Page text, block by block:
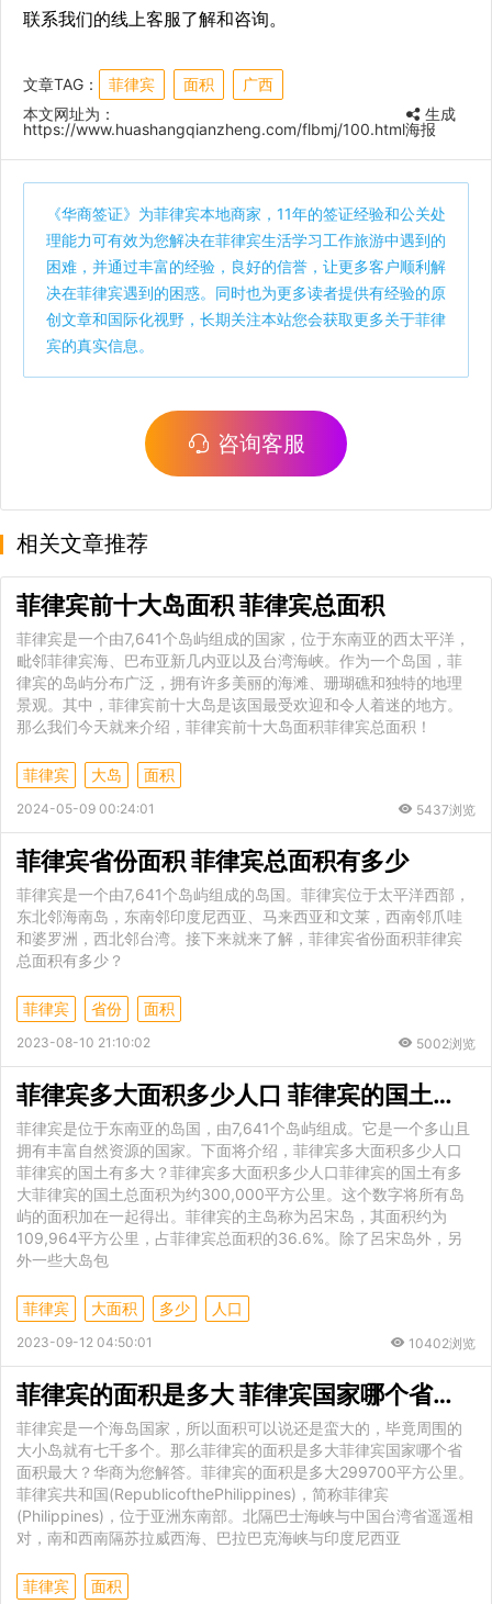
联系我们的线上客服了解和咨询。
文章TAG： 菲律宾 面积
广西
本文网址为：
https://www.huashangqianzheng.com/flbmj/100.html
生成
海报
《华商签证》为菲律宾本地商家，11年的签证经验和公关处
理能力可有效为您解决在菲律宾生活学习工作旅游中遇到的
困难，并通过丰富的经验，良好的信誉，让更多客户顺利解
决在菲律宾遇到的困惑。同时也为更多读者提供有经验的原
创文章和国际化视野，长期关注本站您会获取更多关于菲律
宾的真实信息。
咨询客服
相关文章推荐
菲律宾前十大岛面积 菲律宾总面积
菲律宾是一个由7,641个岛屿组成的国家，位于东南亚的西太平洋，
毗邻菲律宾海、巴布亚新几内亚以及台湾海峡。作为一个岛国，菲
律宾的岛屿分布广泛，拥有许多美丽的海滩、珊瑚礁和独特的地理
景观。其中，菲律宾前十大岛是该国最受欢迎和令人着迷的地方。
那么我们今天就来介绍，菲律宾前十大岛面积菲律宾总面积！
菲律宾 大岛 面积
2024-05-09 00:24:01 5437浏览
菲律宾省份面积 菲律宾总面积有多少
菲律宾是一个由7,641个岛屿组成的岛国。菲律宾位于太平洋西部，
东北邻海南岛，东南邻印度尼西亚、马来西亚和文莱，西南邻爪哇
和婆罗洲，西北邻台湾。接下来就来了解，菲律宾省份面积菲律宾
总面积有多少？
菲律宾 省份 面积
2023-08-10 21:10:02 5002浏览
菲律宾多大面积多少人口 菲律宾的国土有多大
菲律宾是位于东南亚的岛国，由7,641个岛屿组成。它是一个多山且
拥有丰富自然资源的国家。下面将介绍，菲律宾多大面积多少人口
菲律宾的国土有多大？菲律宾多大面积多少人口菲律宾的国土有多
大菲律宾的国土总面积为约300,000平方公里。这个数字将所有岛
屿的面积加在一起得出。菲律宾的主岛称为呂宋岛，其面积约为
109,964平方公里，占菲律宾总面积的36.6%。除了呂宋岛外，另
外一些大岛包
菲律宾 大面积 多少 人口
2023-09-12 04:50:01 10402浏览
菲律宾的面积是多大 菲律宾国家哪个省面积最大
菲律宾是一个海岛国家，所以面积可以说还是蛮大的，毕竟周围的
大小岛就有七千多个。那么菲律宾的面积是多大菲律宾国家哪个省
面积最大？华商为您解答。菲律宾的面积是多大299700平方公里。
菲律宾共和国(RepublicofthePhilippines)，简称菲律宾
(Philippines)，位于亚洲东南部。北隔巴士海峡与中国台湾省遥遥相
对，南和西南隔苏拉威西海、巴拉巴克海峡与印度尼西亚
菲律宾 面积